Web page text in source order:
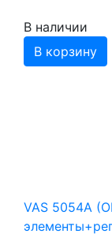
В наличии
В корзину
VAS 5054A